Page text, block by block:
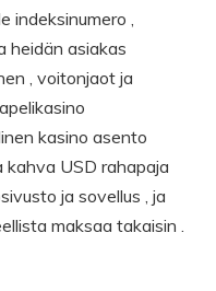
indeksinumero ,
heidän asiakas
, voitonjaot ja
kasino asento
kahva USD rahapaja
ja sovellus , ja
maksaa takaisin .